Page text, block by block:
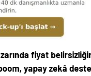
fiyat
yapay zekâ